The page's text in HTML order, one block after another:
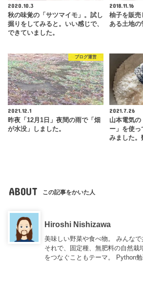
2020.10.3
秋の味覚の「サツマイモ」。試し
掘りをしてみると。いい感じで、
できていました。
2018.11.16
柚子を販売
ある土地の
ブログ運営
2021.12.1
昨夜「12月1日」夜間の雨で「畑
が水没」しました。
2021.7.26
山本電気
ー」を使っ
みました
ABOUT この記事をかいた人
Hiroshi Nishizawa
美味しい野菜や食べ物。 みんなで
それで、固定種、無肥料の自然栽
をつなぐこともテーマ。 Python勉